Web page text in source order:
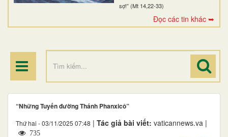
sợ!” (Mt 14,22-33)
Đọc các tin khác ➥
ĐIỂM HÀNH HƯƠNG
“Những Tuyến đường Thánh Phanxicô”
Thứ hai - 03/11/2025 07:48 | Tác giả bài viết: vaticannews.va |
735